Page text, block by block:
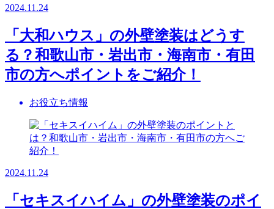
2024.11.24
「大和ハウス」の外壁塗装はどうす
る？和歌山市・岩出市・海南市・有田
市の方へポイントをご紹介！
お役立ち情報
2024.11.24
「セキスイハイム」の外壁塗装のポイ